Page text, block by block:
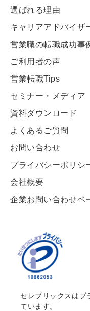
選ばれる理由
キャリアアドバイザ
営業職の転職成功事
ご利用者の声
営業転職Tips
セミナー・メディア
資料ダウンロード
よくあるご質問
お問い合わせ
プライバシーポリシ
会社概要
企業お問い合わせペ
セレブリックスはプ
ています。